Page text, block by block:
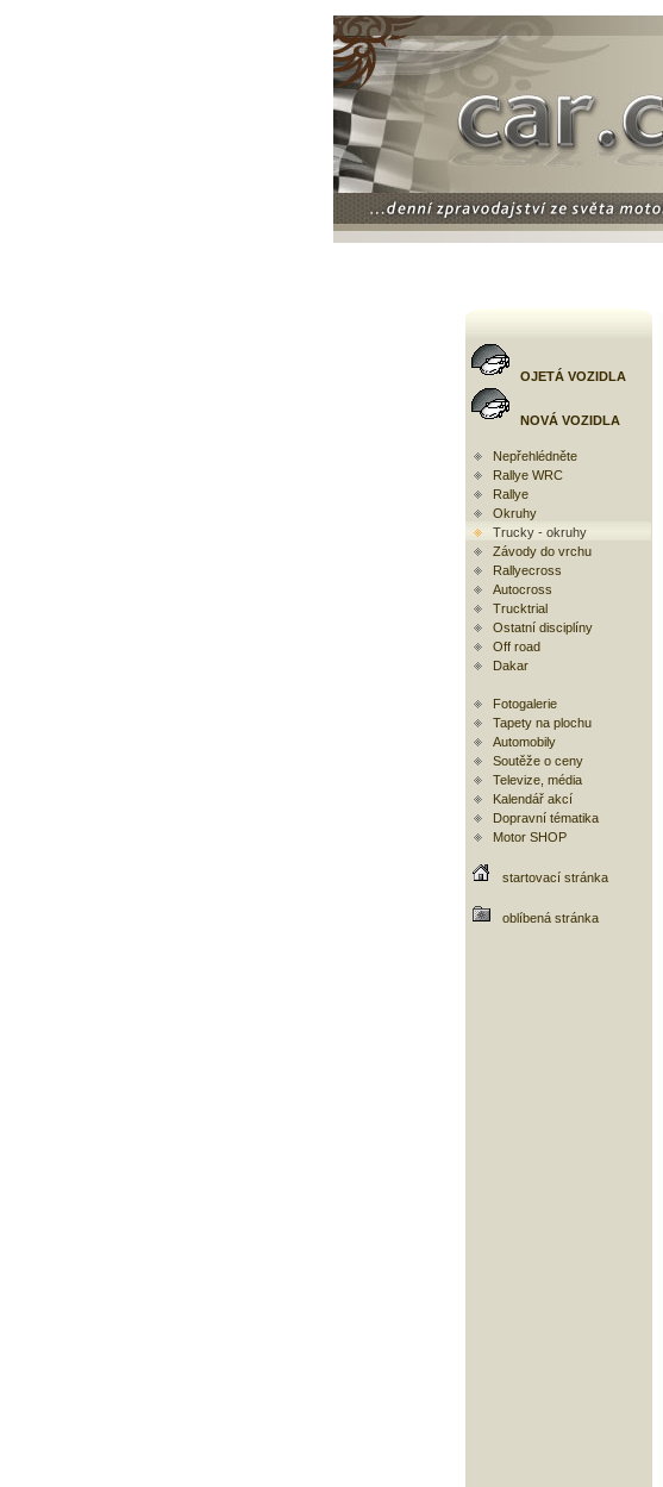
OJETÁ VOZIDLA
NOVÁ VOZIDLA
Nepřehlédněte
Rallye WRC
Rallye
Okruhy
Trucky - okruhy
Závody do vrchu
Rallyecross
Autocross
Trucktrial
Ostatní disciplíny
Off road
Dakar
Fotogalerie
Tapety na plochu
Automobily
Soutěže o ceny
Televize, média
Kalendář akcí
Dopravní tématika
Motor SHOP
startovací stránka
oblíbená stránka